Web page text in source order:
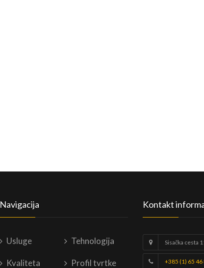
Navigacija
Usluge Tehnologija
Kvaliteta Profil tvrtke
Kontakt
Sisačka cesta
+385 (1) 65 46